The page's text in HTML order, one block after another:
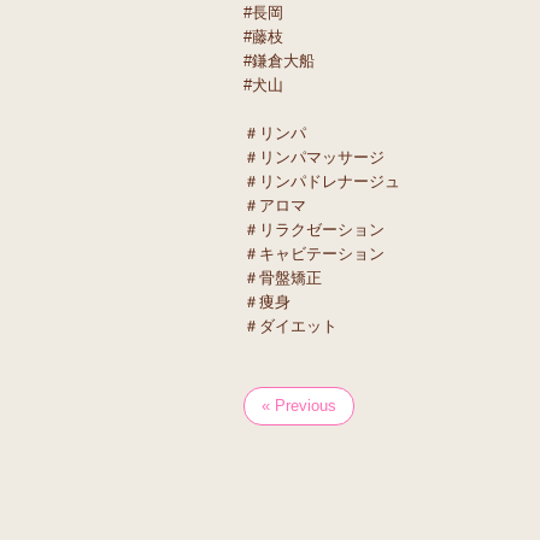
#長岡
#藤枝
#鎌倉大船
#犬山
＃リンパ
＃リンパマッサージ
＃リンパドレナージュ
＃アロマ
＃リラクゼーション
＃キャビテーション
＃骨盤矯正
＃痩身
＃ダイエット
« Previous